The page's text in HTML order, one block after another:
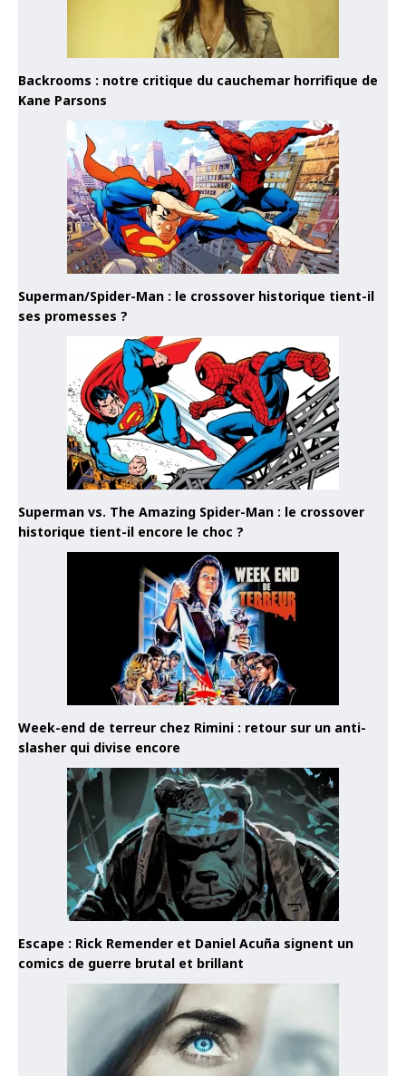
Backrooms : notre critique du cauchemar horrifique de
Kane Parsons
Superman/Spider-Man : le crossover historique tient-il
ses promesses ?
Superman vs. The Amazing Spider-Man : le crossover
historique tient-il encore le choc ?
Week-end de terreur chez Rimini : retour sur un anti-
slasher qui divise encore
Escape : Rick Remender et Daniel Acuña signent un
comics de guerre brutal et brillant